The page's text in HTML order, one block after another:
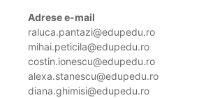
Adrese e-mail
raluca.pantazi@edupedu.ro
mihai.peticila@edupedu.ro
costin.ionescu@edupedu.ro
alexa.stanescu@edupedu.ro
diana.ghimisi@edupedu.ro